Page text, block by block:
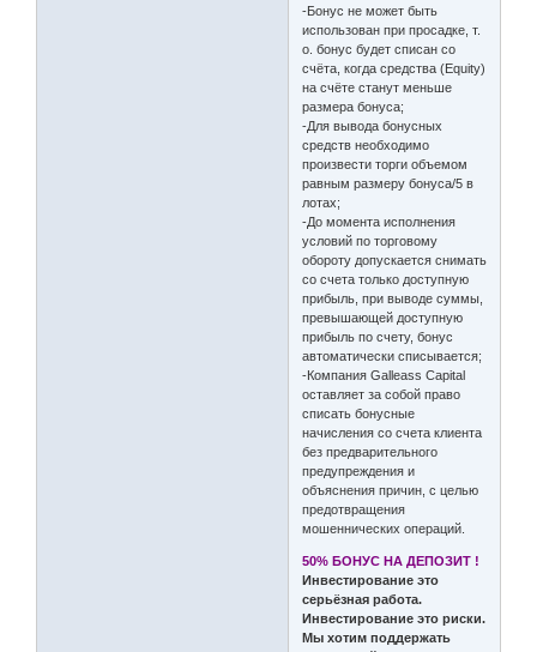
-Бонус не может быть
использован при просадке, т.
о. бонус будет списан со
счёта, когда средства (Equity)
на счёте станут меньше
размера бонуса;
-Для вывода бонусных
средств необходимо
произвести торги объемом
равным размеру бонуса/5 в
лотах;
-До момента исполнения
условий по торговому
обороту допускается снимать
со счета только доступную
прибыль, при выводе суммы,
превышающей доступную
прибыль по счету, бонус
автоматически списывается;
-Компания Galleass Capital
оставляет за собой право
списать бонусные
начисления со счета клиента
без предварительного
предупреждения и
объяснения причин, с целью
предотвращения
мошеннических операций.
50% БОНУС НА ДЕПОЗИТ !
Инвестирование это
серьёзная работа.
Инвестирование это риски.
Мы хотим поддержать